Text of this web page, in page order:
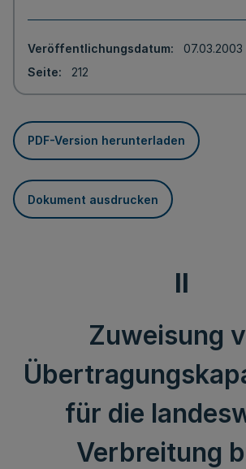
Veröffentlichungsdatum
07.03.2003
Seite
212
PDF-Version herunterladen
Dokument ausdrucken
II
Zuweisung
für die
Verbreitung